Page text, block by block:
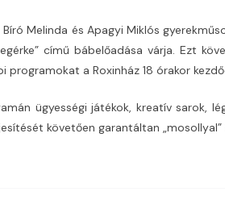
Melinda és Apagyi Miklós
című bábelőadása várja. Ezt
programokat a Roxinház 18 órakor
ügyességi játékok, kreatív sarok,
követően garantáltan